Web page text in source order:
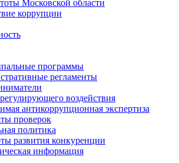
Московской области
коррупции
программы
регламенты
воздействия
антикоррупционная экспертиза
проверок
политика
развития конкуренции
информация